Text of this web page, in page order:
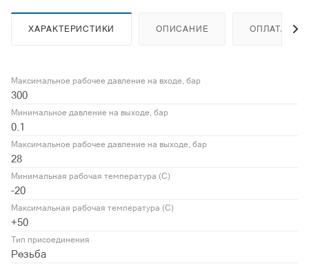
ХАРАКТЕРИСТИКИ ОПИСАНИЕ ОПЛАТА
Максимальное рабочее давление на входе, бар
300
Минимальное давление на выходе, бар
0.1
Максимальное рабочее давление на выходе, бар
28
Минимальная рабочая температура (С)
-20
Максимальная рабочая температура (С)
+50
Тип присоединения
Резьба